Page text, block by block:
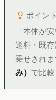
ポイント
「本体が
送料・既
乗せされ
み） で比較